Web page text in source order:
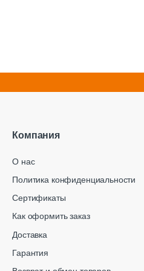
Компания
О нас
Политика конфиденциальности
Сертификаты
Как оформить заказ
Доставка
Гарантия